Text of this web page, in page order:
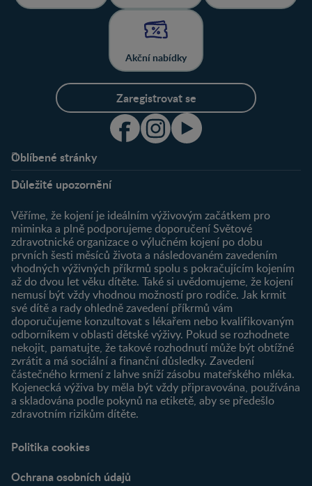
Akční nabídky
Zaregistrovat se
Oblíbené stránky
O nás
Můj účet
Registrace
Newsletter
Přihlášení
Produkty
Najít produkt
Důležité upozornění
Věříme, že kojení je ideálním výživovým začátkem pro
miminka a plně podporujeme doporučení Světové
zdravotnické organizace o výlučném kojení po dobu
prvních šesti měsíců života a následovaném zavedením
vhodných výživných příkrmů spolu s pokračujícím kojením
až do dvou let věku dítěte. Také si uvědomujeme, že kojení
nemusí být vždy vhodnou možností pro rodiče. Jak krmit
své dítě a rady ohledně zavedení příkrmů vám
doporučujeme konzultovat s lékařem nebo kvalifikovaným
odborníkem v oblasti dětské výživy. Pokud se rozhodnete
nekojit, pamatujte, že takové rozhodnutí může být obtížné
zvrátit a má sociální a finanční důsledky. Zavedení
částečného krmení z lahve sníží zásobu mateřského mléka.
Kojenecká výživa by měla být vždy připravována, používána
a skladována podle pokynů na etiketě, aby se předešlo
zdravotním rizikům dítěte.
Politika cookies
Ochrana osobních údajů